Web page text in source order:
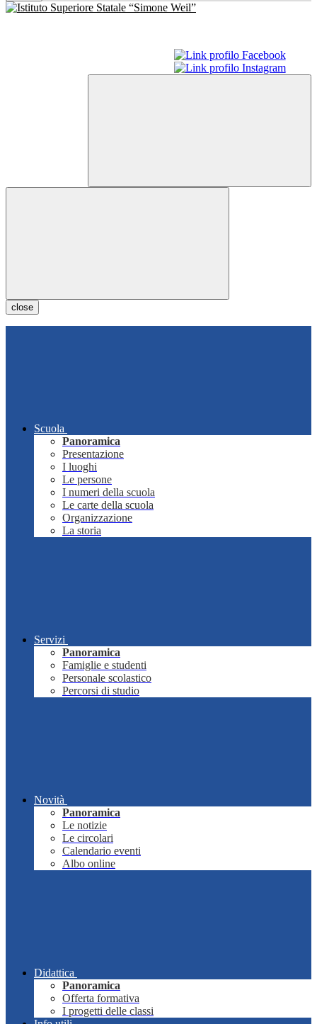
close
Scuola
Panoramica
Presentazione
I luoghi
Le persone
I numeri della scuola
Le carte della scuola
Organizzazione
La storia
Servizi
Panoramica
Famiglie e studenti
Personale scolastico
Percorsi di studio
Novità
Panoramica
Le notizie
Le circolari
Calendario eventi
Albo online
Didattica
Panoramica
Offerta formativa
I progetti delle classi